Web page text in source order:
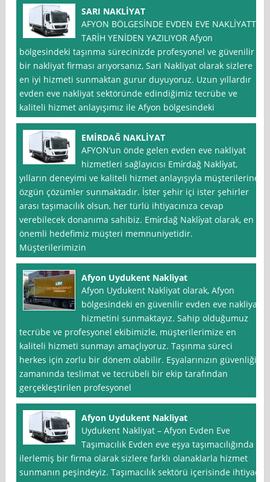
SARI NAKLİYAT
AFYON BÖLGESİNDE EVDEN EVE NAKLİYATTA
TARİH YENİDEN YAZILIYOR Afyon
bölgesindeki taşınma sürecinizde profesyonel ve güvenilir
bir nakliyat firması arıyorsanız, Sari Nakliyat olarak sizlere
en iyi hizmeti sunmaktan gurur duyuyoruz. Uzun yıllardır
evden eve nakliyat sektöründe edindiğimiz tecrübe ve
kaliteli hizmet anlayışımız ile Afyon bölgesindeki
EMİRDAĞ NAKLİYAT
AFYON’un önde gelen evden eve nakliyat
hizmetleri sağlayıcısı Emi̇rdağ Nakli̇yat,
yılların deneyimi ve kaliteli hizmet anlayışıyla müşterilerine
özgün çözümler sunmaktadır. İster şehir içi ister şehirler
arası taşımacılık olsun, her türlü ihtiyacınıza cevap
verebilecek donanıma sahibiz. Emi̇rdağ Nakli̇yat olarak, en
önemli hedefimiz müşteri memnuniyetidir.
Müşterilerimizin
Afyon Uydukent Nakliyat
Afyon Uydukent Nakliyat olarak, Afyon
bölgesindeki en güvenilir evden eve nakliyat
hizmetini sunmaktayız. Sahip olduğumuz
tecrübe ve profesyonel ekibimizle, müşterilerimize en
kaliteli hizmeti sunmayı amaçlıyoruz. Taşınma süreci
herkes için zorlu bir dönem olabilir. Eşyalarınızın güvenliği,
zamanında teslimat ve tecrübeli bir ekip tarafından
gerçekleştirilen profesyonel
Afyon Uydukent Nakliyat
Uydukent Nakliyat – Afyon Evden Eve
Taşımacılık Evden eve eşya taşımacılığında
ilerlemiş bir firma olarak sizlere farklı olanaklarla hizmet
sunmanın peşindeyiz. Taşımacılık sektörü içerisinde ihtiyaç